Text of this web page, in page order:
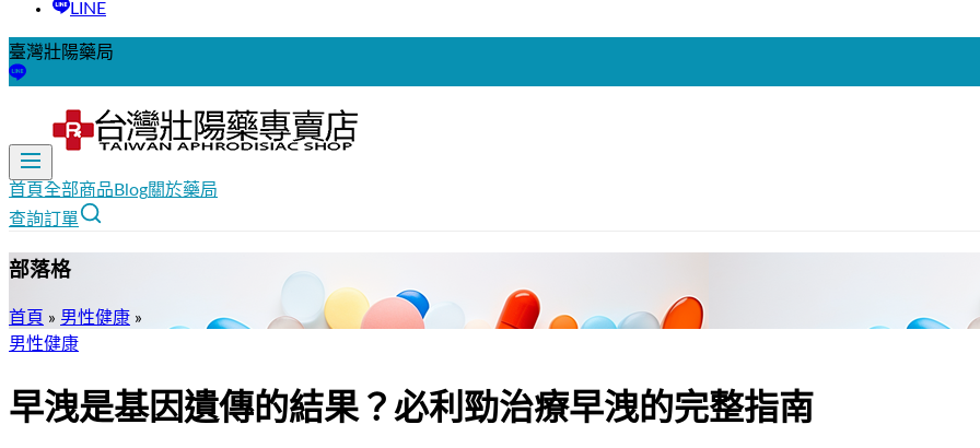
LINE
臺灣壯陽藥局
首頁全部商品 Blog關於藥局
查詢訂單
部落格
首頁 » 男性健康 »
男性健康
早洩是基因遺傳的結果？必利勁治療早洩的完整指南